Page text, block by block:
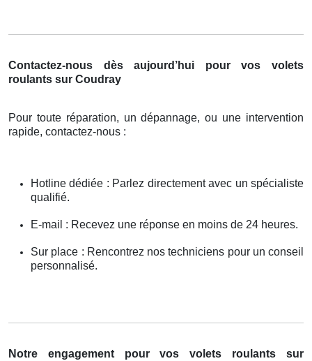
Contactez-nous dès aujourd’hui pour vos volets
roulants sur Coudray
Pour toute réparation, un dépannage, ou une intervention
rapide, contactez-nous :
Hotline dédiée : Parlez directement avec un spécialiste
qualifié.
E-mail : Recevez une réponse en moins de 24 heures.
Sur place : Rencontrez nos techniciens pour un conseil
personnalisé.
Notre engagement pour vos volets roulants sur